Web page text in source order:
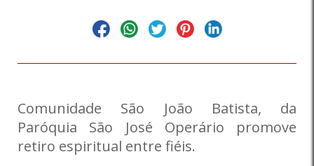
Comunidade São João Batista, da
Paróquia São José Operário promove
retiro espiritual entre fiéis.